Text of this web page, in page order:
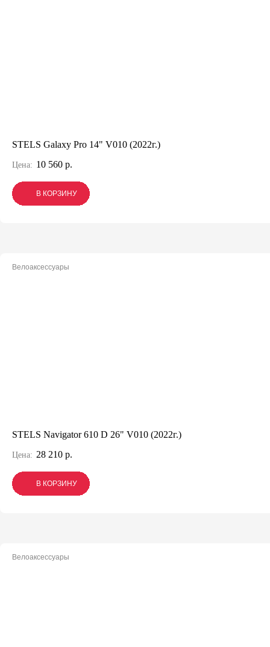
STELS Galaxy Pro 14" V010 (2022г.)
Цена: 10 560 р.
В КОРЗИНУ
В КОРЗИНУ
В КОРЗИНУ
Велоаксессуары
STELS Navigator 610 D 26" V010 (2022г.)
Цена: 28 210 р.
В КОРЗИНУ
В КОРЗИНУ
В КОРЗИНУ
Велоаксессуары